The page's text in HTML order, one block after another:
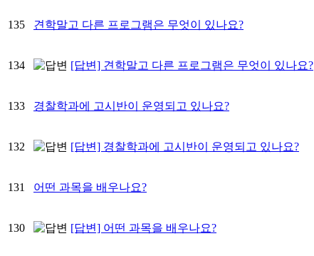
135 견학말고 다른 프로그램은 무엇이 있나요?
134 [답변] 견학말고 다른 프로그램은 무엇이 있나요?
133 경찰학과에 고시반이 운영되고 있나요?
132 [답변] 경찰학과에 고시반이 운영되고 있나요?
131 어떤 과목을 배우나요?
130 [답변] 어떤 과목을 배우나요?